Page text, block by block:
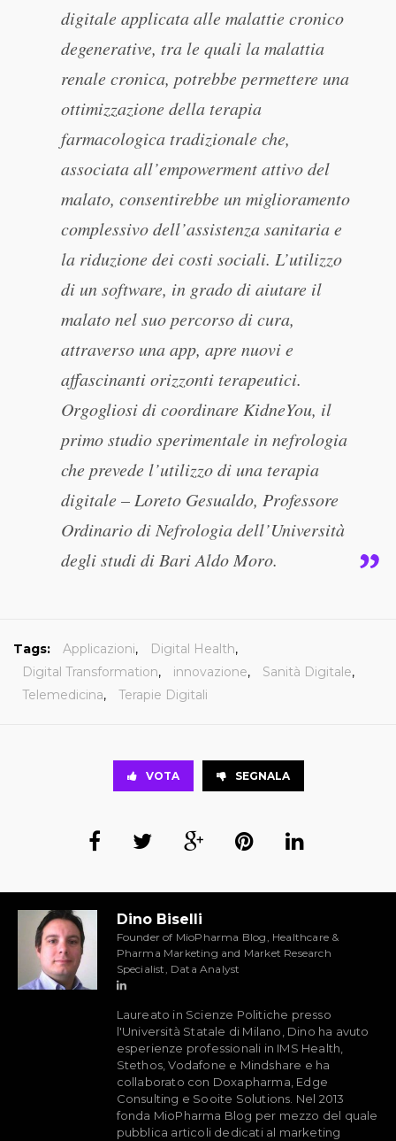
digitale applicata alle malattie cronico
degenerative, tra le quali la malattia
renale cronica, potrebbe permettere una
ottimizzazione della terapia
farmacologica tradizionale che,
associata all’empowerment attivo del
malato, consentirebbe un miglioramento
complessivo dell’assistenza sanitaria e
la riduzione dei costi sociali. L’utilizzo
di un software, in grado di aiutare il
malato nel suo percorso di cura,
attraverso una app, apre nuovi e
affascinanti orizzonti terapeutici.
Orgogliosi di coordinare KidneYou, il
primo studio sperimentale in nefrologia
che prevede l’utilizzo di una terapia
digitale – Loreto Gesualdo, Professore
Ordinario di Nefrologia dell’Università
degli studi di Bari Aldo Moro.
Tags: Applicazioni, Digital Health,
Digital Transformation, innovazione, Sanità Digitale,
Telemedicina, Terapie Digitali
VOTA SEGNALA
Dino Biselli
Founder of MioPharma Blog, Healthcare &
Pharma Marketing and Market Research
Specialist, Data Analyst
Laureato in Scienze Politiche presso
l'Università Statale di Milano, Dino ha avuto
esperienze professionali in IMS Health,
Stethos, Vodafone e Mindshare e ha
collaborato con Doxapharma, Edge
Consulting e Sooite Solutions. Nel 2013
fonda MioPharma Blog per mezzo del quale
pubblica articoli dedicati al marketing